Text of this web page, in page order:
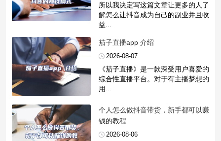
所以我决定写这篇文章让更多的人了
解怎么让抖音成为自己的副业并且收
益...
​茄子直播app 介绍
2026-08-07
《茄子直播》是一款深受用户喜爱的
综合性直播平台。对于有主播梦想的
用...
​个人怎么做抖音带货，新手都可以赚
钱的教程
2026-08-06